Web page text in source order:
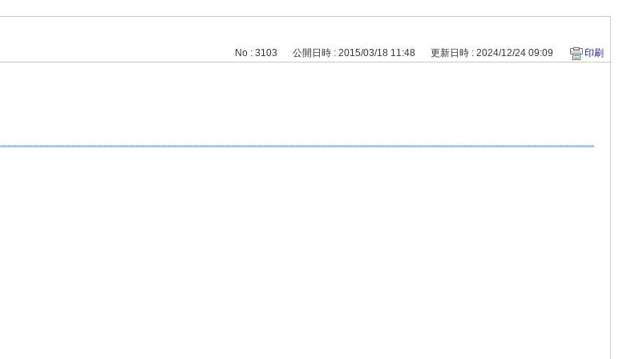
No : 3103 公開日時 : 2015/03/18 11:48 更新日時 : 2024/12/24 09:09 印刷